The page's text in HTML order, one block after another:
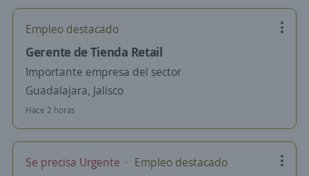
Empleo destacado
Gerente de Tienda Retail
Importante empresa del sector
Guadalajara, Jalisco
Hace 2 horas
Se precisa Urgente Empleo destacado